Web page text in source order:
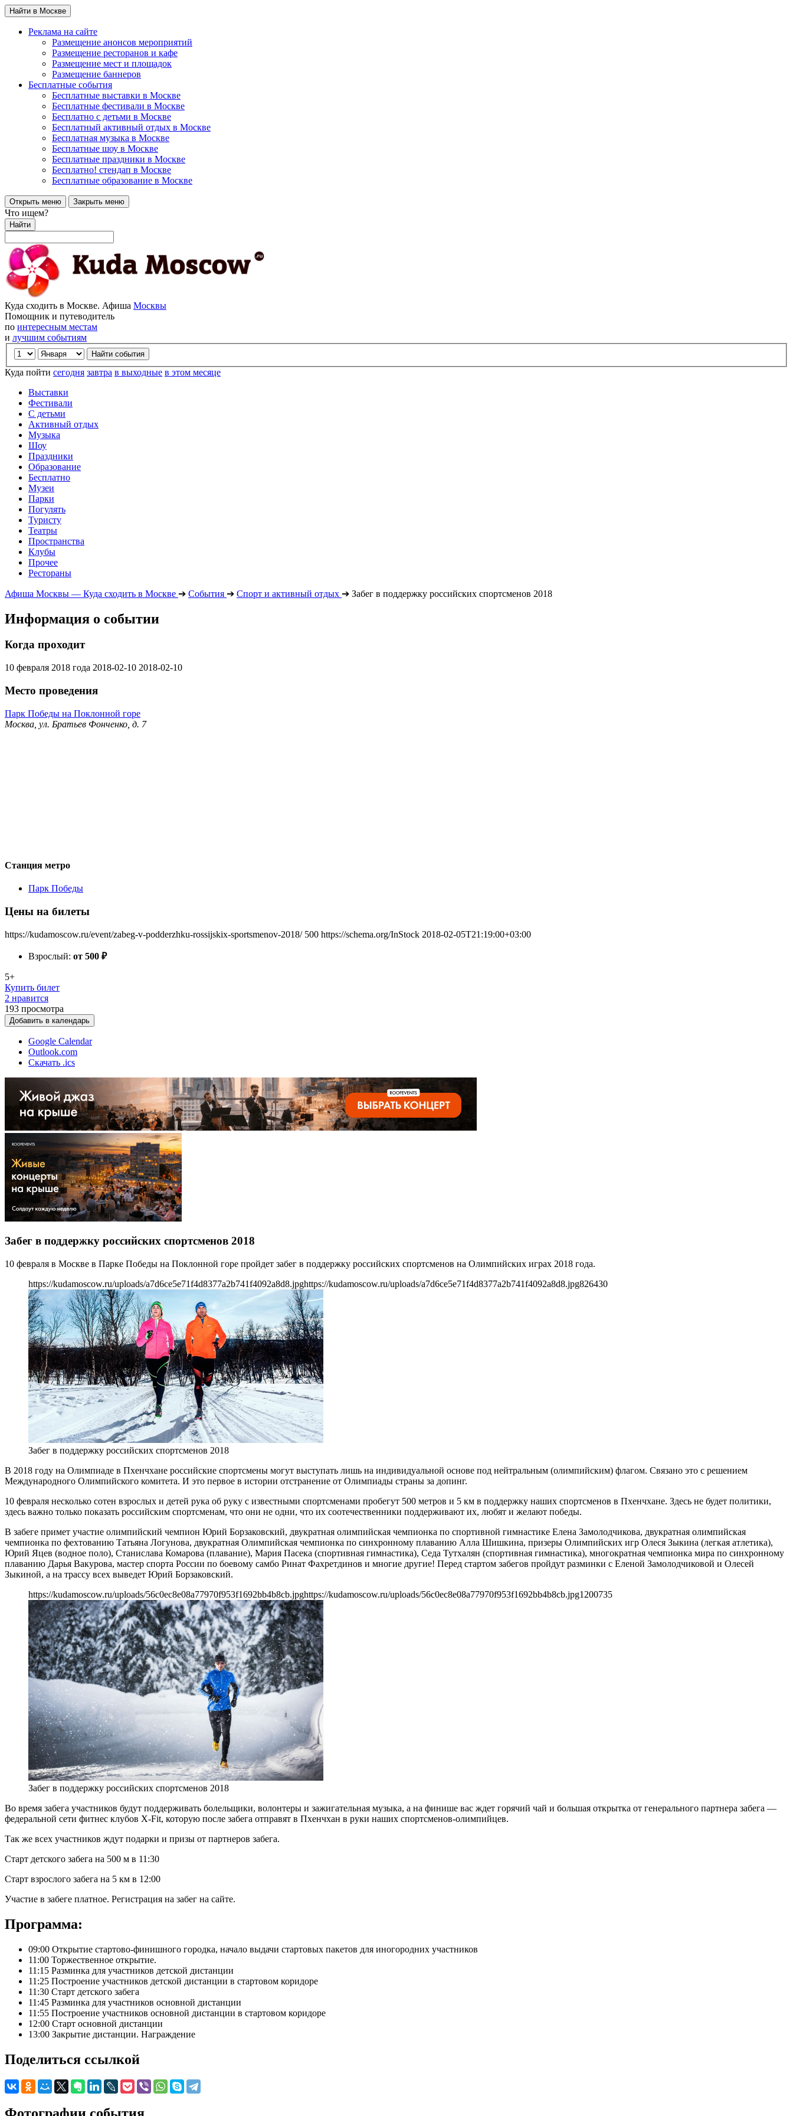
Найти в Москве
Реклама на сайте
Размещение анонсов мероприятий
Размещение ресторанов и кафе
Размещение мест и площадок
Размещение баннеров
Бесплатные события
Бесплатные выставки в Москве
Бесплатные фестивали в Москве
Бесплатно с детьми в Москве
Бесплатный активный отдых в Москве
Бесплатная музыка в Москве
Бесплатные шоу в Москве
Бесплатные праздники в Москве
Бесплатно! стендап в Москве
Бесплатные образование в Москве
Открыть меню Закрыть меню
Что ищем?
Найти
Куда сходить в Москве. Афиша Москвы
Помощник и путеводитель
по интересным местам
и лучшим событиям
Куда пойти сегодня завтра в выходные в этом месяце
Выставки
Фестивали
С детьми
Активный отдых
Музыка
Шоу
Праздники
Образование
Бесплатно
Музеи
Парки
Погулять
Туристу
Театры
Пространства
Клубы
Прочее
Рестораны
Афиша Москвы — Куда сходить в Москве ➔ События ➔ Спорт и активный отдых ➔ Забег в поддержку российских спортсменов 2018
Информация о событии
Когда проходит
10 февраля 2018 года 2018-02-10 2018-02-10
Место проведения
Парк Победы на Поклонной горе
Москва, ул. Братьев Фонченко, д. 7
Станция метро
Парк Победы
Цены на билеты
https://kudamoscow.ru/event/zabeg-v-podderzhku-rossijskix-sportsmenov-2018/ 500 https://schema.org/InStock 2018-02-05T21:19:00+03:00
Взрослый: от 500 ₽
5+
Купить билет
2 нравится
193 просмотра
Добавить в календарь
Google Calendar
Outlook.com
Скачать .ics
Забег в поддержку российских спортсменов 2018
10 февраля в Москве в Парке Победы на Поклонной горе пройдет забег в поддержку российских спортсменов на Олимпийских играх 2018 года.
https://kudamoscow.ru/uploads/a7d6ce5e71f4d8377a2b741f4092a8d8.jpghttps://kudamoscow.ru/uploads/a7d6ce5e71f4d8377a2b741f4092a8d8.jpg826430
Забег в поддержку российских спортсменов 2018
В 2018 году на Олимпиаде в Пхенчхане российские спортсмены могут выступать лишь на индивидуальной основе под нейтральным (олимпийским) флагом. Связано это с решением
Международного Олимпийского комитета. И это первое в истории отстранение от Олимпиады страны за допинг.
10 февраля несколько сотен взрослых и детей рука об руку с известными спортсменами пробегут 500 метров и 5 км в поддержку наших спортсменов в Пхенчхане. Здесь не будет политики,
здесь важно только показать российским спортсменам, что они не одни, что их соотечественники поддерживают их, любят и желают победы.
В забеге примет участие олимпийский чемпион Юрий Борзаковский, двукратная олимпийская чемпионка по спортивной гимнастике Елена Замолодчикова, двукратная олимпийская
чемпионка по фехтованию Татьяна Логунова, двукратная Олимпийская чемпионка по синхронному плаванию Алла Шишкина, призеры Олимпийских игр Олеся Зыкина (легкая атлетика),
Юрий Яцев (водное поло), Станислава Комарова (плавание), Мария Пасека (спортивная гимнастика), Седа Тутхалян (спортивная гимнастика), многократная чемпионка мира по синхронному
плаванию Дарья Вакурова, мастер спорта России по боевому самбо Ринат Фахретдинов и многие другие! Перед стартом забегов пройдут разминки с Еленой Замолодчиковой и Олесей
Зыкиной, а на трассу всех выведет Юрий Борзаковский.
https://kudamoscow.ru/uploads/56c0ec8e08a77970f953f1692bb4b8cb.jpghttps://kudamoscow.ru/uploads/56c0ec8e08a77970f953f1692bb4b8cb.jpg1200735
Забег в поддержку российских спортсменов 2018
Во время забега участников будут поддерживать болельщики, волонтеры и зажигательная музыка, а на финише вас ждет горячий чай и большая открытка от генерального партнера забега —
федеральной сети фитнес клубов X-Fit, которую после забега отправят в Пхенчхан в руки наших спортсменов-олимпийцев.
Так же всех участников ждут подарки и призы от партнеров забега.
Старт детского забега на 500 м в 11:30
Старт взрослого забега на 5 км в 12:00
Участие в забеге платное. Регистрация на забег на сайте.
Программа:
09:00 Открытие стартово-финишного городка, начало выдачи стартовых пакетов для иногородних участников
11:00 Торжественное открытие.
11:15 Разминка для участников детской дистанции
11:25 Построение участников детской дистанции в стартовом коридоре
11:30 Старт детского забега
11:45 Разминка для участников основной дистанции
11:55 Построение участников основной дистанции в стартовом коридоре
12:00 Старт основной дистанции
13:00 Закрытие дистанции. Награждение
Поделиться ссылкой
Фотографии события